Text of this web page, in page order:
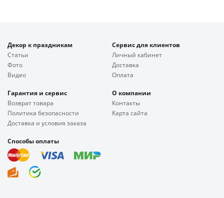
Декор к праздникам
Статьи
Фото
Видео
Сервис для клиентов
Личный кабинет
Доставка
Оплата
Гарантия и сервис
Возврат товара
Политика безопасности
Доставка и условия заказа
О компании
Контакты
Карта сайта
Способы оплаты